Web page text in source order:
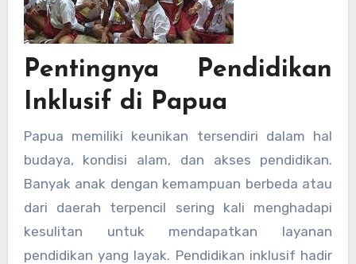
Pentingnya Pendidikan
Inklusif di Papua
Papua memiliki keunikan tersendiri dalam hal
budaya, kondisi alam, dan akses pendidikan.
Banyak anak dengan kemampuan berbeda atau
dari daerah terpencil sering kali menghadapi
kesulitan untuk mendapatkan layanan
pendidikan yang layak. Pendidikan inklusif hadir